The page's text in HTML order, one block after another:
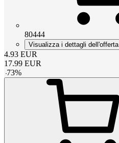
80444
Visualizza i dettagli dell'offerta
4.93 EUR
17.99 EUR
-73%